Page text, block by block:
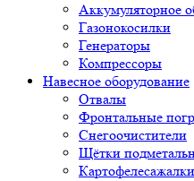
Аккумуляторное
Газонокосилки
Генераторы
Компрессоры
Навесное оборудование
Отвалы
Фронтальные
Снегоочистители
Щётки
Картофелесажалки